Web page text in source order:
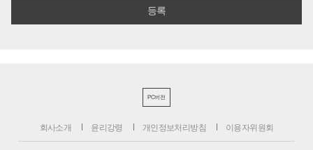
PC버전
회사소개 윤리강령 개인정보처리방침 이용자위원회